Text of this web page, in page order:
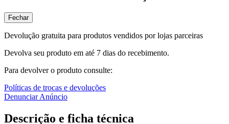
Fechar
Devolução gratuita para produtos vendidos por lojas parceiras
Devolva seu produto em até 7 dias do recebimento.
Para devolver o produto consulte:
Políticas de trocas e devoluções
Denunciar Anúncio
Descrição e ficha técnica